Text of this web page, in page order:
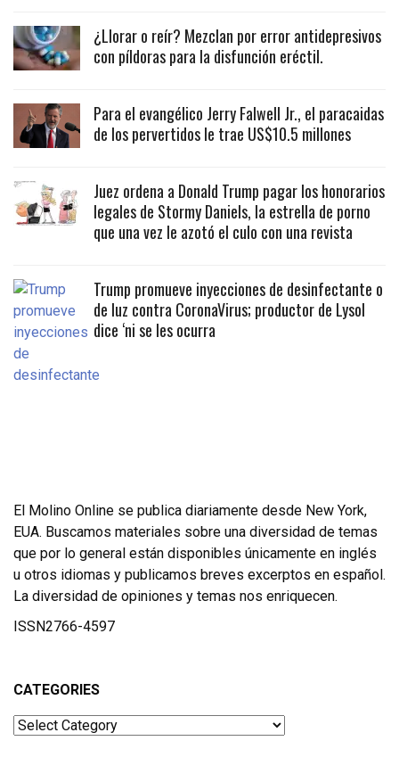
¿Llorar o reír? Mezclan por error antidepresivos
con píldoras para la disfunción eréctil.
Para el evangélico Jerry Falwell Jr., el paracaidas
de los pervertidos le trae US$10.5 millones
Juez ordena a Donald Trump pagar los honorarios
legales de Stormy Daniels, la estrella de porno
que una vez le azotó el culo con una revista
Trump promueve inyecciones de desinfectante o
de luz contra CoronaVirus; productor de Lysol
dice ‘ni se les ocurra
El Molino Online se publica diariamente desde New York,
EUA. Buscamos materiales sobre una diversidad de temas
que por lo general están disponibles únicamente en inglés
u otros idiomas y publicamos breves excerptos en español.
La diversidad de opiniones y temas nos enriquecen.
ISSN2766-4597
CATEGORIES
Categories